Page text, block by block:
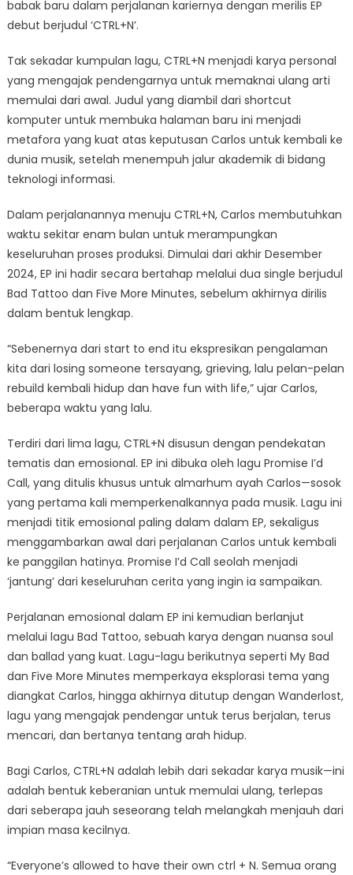
babak baru dalam perjalanan kariernya dengan merilis EP
debut berjudul ‘CTRL+N’.
Tak sekadar kumpulan lagu, CTRL+N menjadi karya personal
yang mengajak pendengarnya untuk memaknai ulang arti
memulai dari awal. Judul yang diambil dari shortcut
komputer untuk membuka halaman baru ini menjadi
metafora yang kuat atas keputusan Carlos untuk kembali ke
dunia musik, setelah menempuh jalur akademik di bidang
teknologi informasi.
Dalam perjalanannya menuju CTRL+N, Carlos membutuhkan
waktu sekitar enam bulan untuk merampungkan
keseluruhan proses produksi. Dimulai dari akhir Desember
2024, EP ini hadir secara bertahap melalui dua single berjudul
Bad Tattoo dan Five More Minutes, sebelum akhirnya dirilis
dalam bentuk lengkap.
“Sebenernya dari start to end itu ekspresikan pengalaman
kita dari losing someone tersayang, grieving, lalu pelan-pelan
rebuild kembali hidup dan have fun with life,” ujar Carlos,
beberapa waktu yang lalu.
Terdiri dari lima lagu, CTRL+N disusun dengan pendekatan
tematis dan emosional. EP ini dibuka oleh lagu Promise I’d
Call, yang ditulis khusus untuk almarhum ayah Carlos—sosok
yang pertama kali memperkenalkannya pada musik. Lagu ini
menjadi titik emosional paling dalam dalam EP, sekaligus
menggambarkan awal dari perjalanan Carlos untuk kembali
ke panggilan hatinya. Promise I’d Call seolah menjadi
‘jantung’ dari keseluruhan cerita yang ingin ia sampaikan.
Perjalanan emosional dalam EP ini kemudian berlanjut
melalui lagu Bad Tattoo, sebuah karya dengan nuansa soul
dan ballad yang kuat. Lagu-lagu berikutnya seperti My Bad
dan Five More Minutes memperkaya eksplorasi tema yang
diangkat Carlos, hingga akhirnya ditutup dengan Wanderlost,
lagu yang mengajak pendengar untuk terus berjalan, terus
mencari, dan bertanya tentang arah hidup.
Bagi Carlos, CTRL+N adalah lebih dari sekadar karya musik—ini
adalah bentuk keberanian untuk memulai ulang, terlepas
dari seberapa jauh seseorang telah melangkah menjauh dari
impian masa kecilnya.
“Everyone’s allowed to have their own ctrl + N. Semua orang